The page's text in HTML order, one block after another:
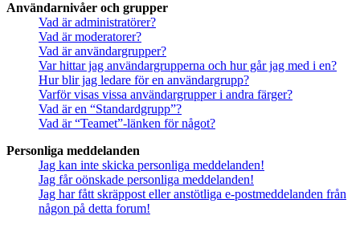
Användarnivåer och grupper
Vad är administratörer?
Vad är moderatorer?
Vad är användargrupper?
Var hittar jag användargrupperna och hur går jag med i en?
Hur blir jag ledare för en användargrupp?
Varför visas vissa användargrupper i andra färger?
Vad är en “Standardgrupp”?
Vad är “Teamet”-länken för något?
Personliga meddelanden
Jag kan inte skicka personliga meddelanden!
Jag får oönskade personliga meddelanden!
Jag har fått skräppost eller anstötliga e-postmeddelanden från
någon på detta forum!